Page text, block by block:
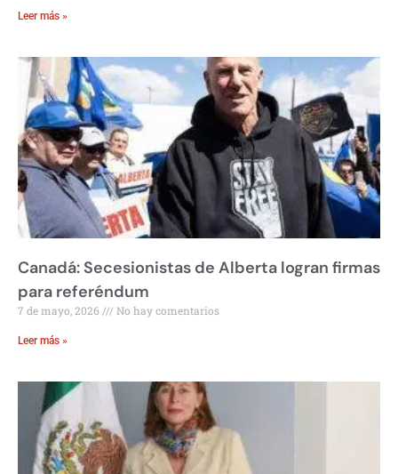
Leer más »
Canadá: Secesionistas de Alberta logran firmas
para referéndum
7 de mayo, 2026 No hay comentarios
Leer más »